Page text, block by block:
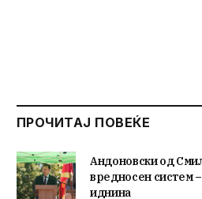
ПРОЧИТАЈ ПОВЕЌЕ
Андоновски од
вредносен систем
иднина